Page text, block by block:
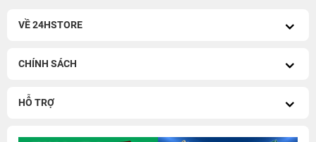
VỀ 24HSTORE
CHÍNH SÁCH
HỖ TRỢ